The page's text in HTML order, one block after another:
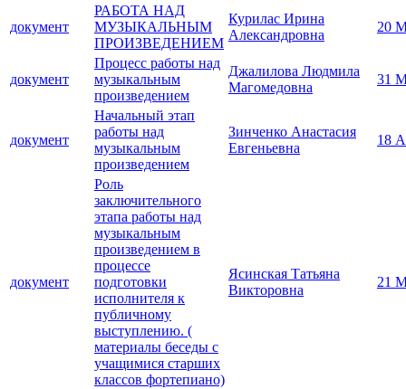
документ
РАБОТА НАД
МУЗЫКАЛЬНЫМ
ПРОИЗВЕДЕНИЕМ
Курилас Ирина
Александровна
20
документ
Процесс работы над
музыкальным
произведением
Джалилова Людмила
Магомедовна
31
документ
Начальный этап
работы над
музыкальным
произведением
Зинченко Анастасия
Евгеньевна
18
документ
Роль
заключительного
этапа работы над
музыкальным
произведением в
процессе
подготовки
исполнителя к
публичному
выступлению. (
материалы беседы с
учащимися старших
классов фортепиано)
Ясинская Татьяна
Викторовна
21